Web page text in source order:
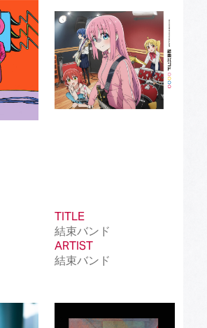
TITLE
結束バンド
ARTIST
結束バンド